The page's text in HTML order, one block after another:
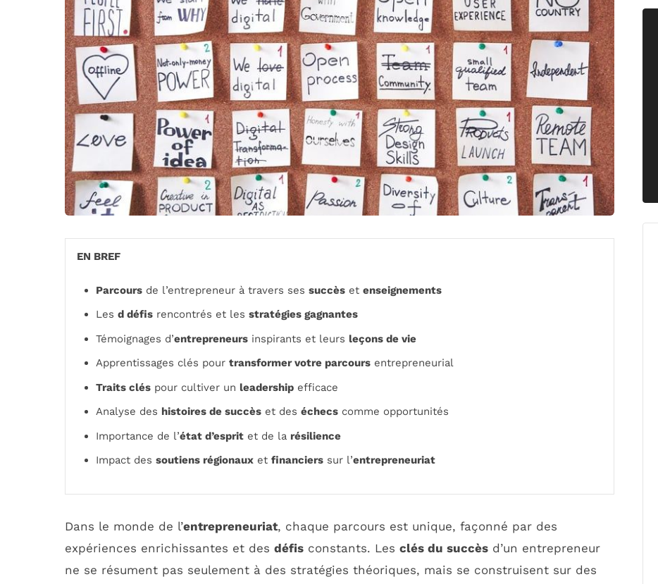
EN BREF
Parcours de l’entrepreneur à travers ses succès et enseignements
Les d défis rencontrés et les stratégies gagnantes
Témoignages d’entrepreneurs inspirants et leurs leçons de vie
Apprentissages clés pour transformer votre parcours entrepreneurial
Traits clés pour cultiver un leadership efficace
Analyse des histoires de succès et des échecs comme opportunités
Importance de l’état d’esprit et de la résilience
Impact des soutiens régionaux et financiers sur l’entrepreneuriat
Dans le monde de l’entrepreneuriat, chaque parcours est unique, façonné par des
expériences enrichissantes et des défis constants. Les clés du succès d’un entrepreneur
ne se résument pas seulement à des stratégies théoriques, mais se construisent sur des